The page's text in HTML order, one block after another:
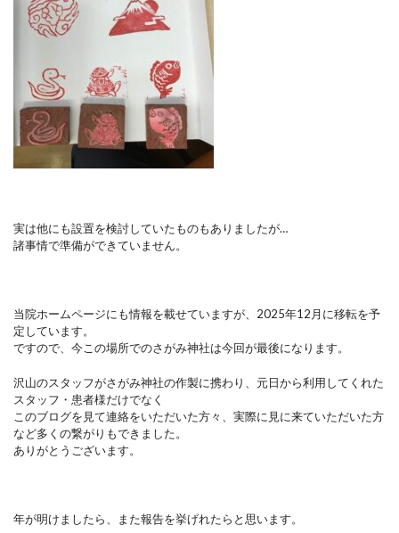
実は他にも設置を検討していたものもありましたが…
諸事情で準備ができていません。
当院ホームページにも情報を載せていますが、2025年12月に移転を予
定しています。
ですので、今この場所でのさがみ神社は今回が最後になります。
沢山のスタッフがさがみ神社の作製に携わり、元日から利用してくれた
スタッフ・患者様だけでなく
このブログを見て連絡をいただいた方々、実際に見に来ていただいた方
など多くの繋がりもできました。
ありがとうございます。
年が明けましたら、また報告を挙げれたらと思います。